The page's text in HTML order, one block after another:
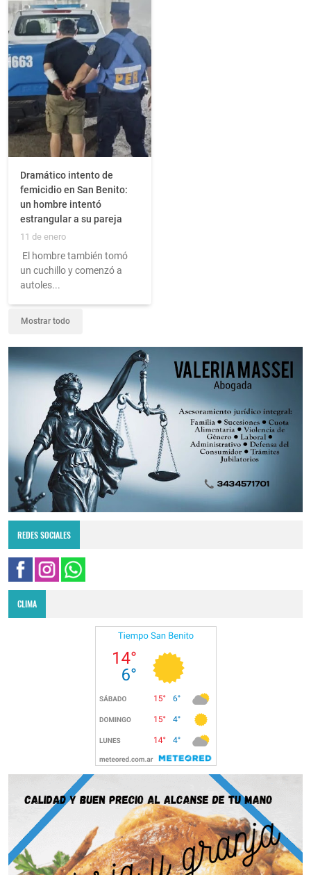
Dramático intento de
femicidio en San Benito:
un hombre intentó
estrangular a su pareja
11 de enero
El hombre también tomó
un cuchillo y comenzó a
autoles...
Mostrar todo
REDES SOCIALES
CLIMA